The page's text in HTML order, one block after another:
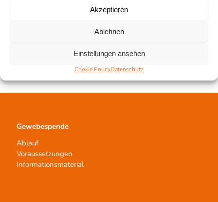
Akzeptieren
Ablehnen
Einstellungen ansehen
Cookie PolicyDatenschutz
Portrait: Gewebespendekoordinatorin Stefanie
Gewebespende
Ablauf
Voraussetzungen
Informationsmaterial